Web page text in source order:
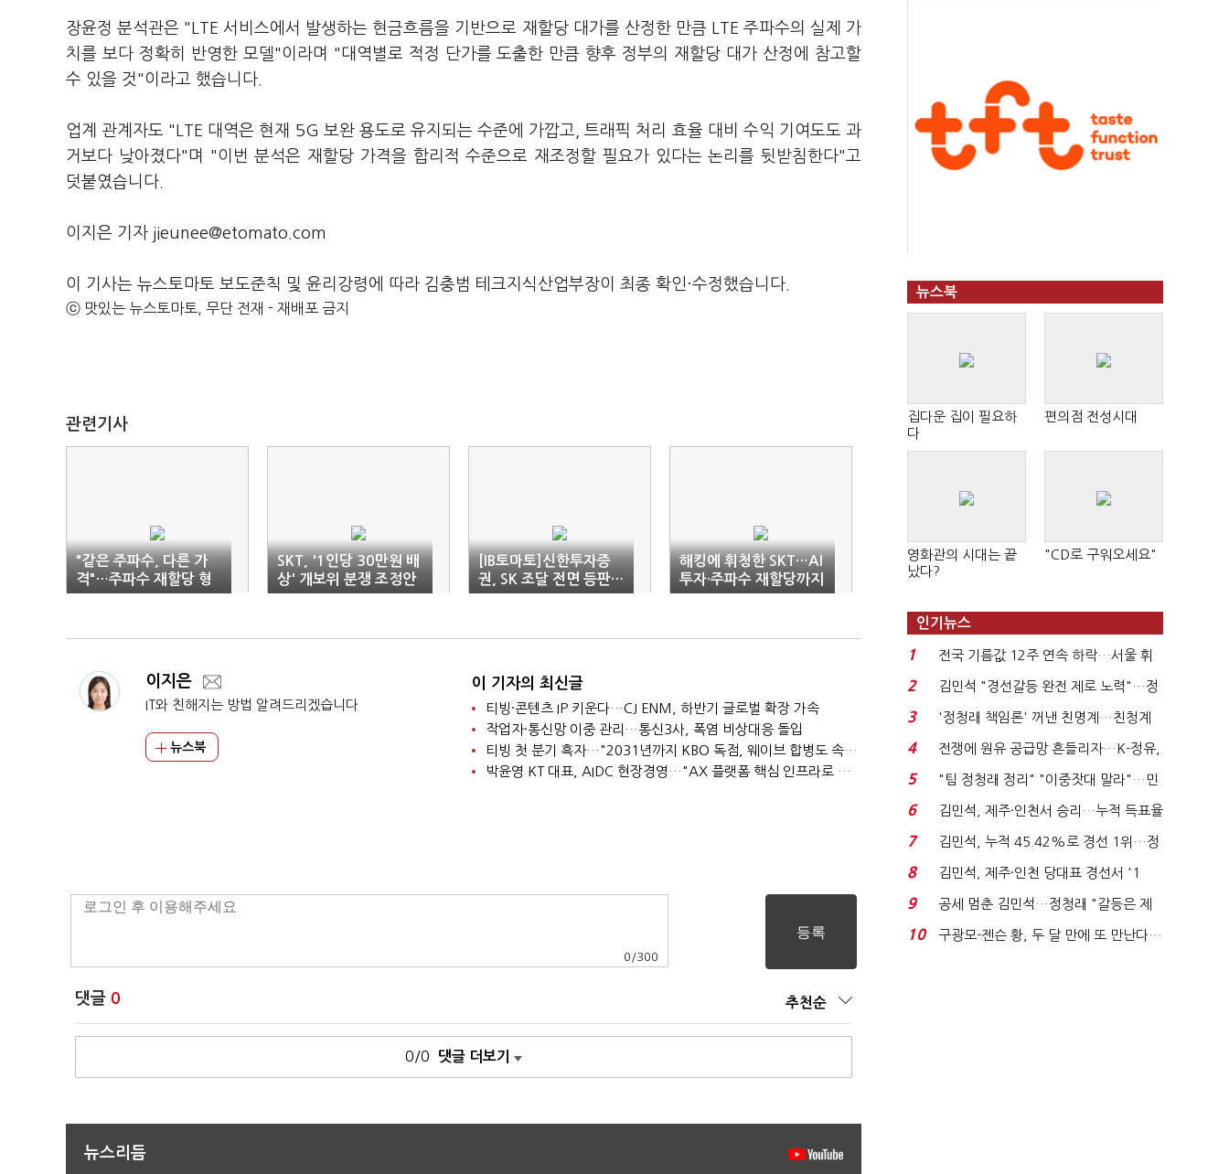
장윤정 분석관은 "LTE 서비스에서 발생하는 현금흐름을 기반으로 재할당 대가를 산정한 만큼 LTE 주파수의 실제 가
치를 보다 정확히 반영한 모델"이라며 "대역별로 적정 단가를 도출한 만큼 향후 정부의 재할당 대가 산정에 참고할
수 있을 것"이라고 했습니다.
업계 관계자도 "LTE 대역은 현재 5G 보완 용도로 유지되는 수준에 가깝고, 트래픽 처리 효율 대비 수익 기여도도 과
거보다 낮아졌다"며 "이번 분석은 재할당 가격을 합리적 수준으로 재조정할 필요가 있다는 논리를 뒷받침한다"고
덧붙였습니다.
이지은 기자 jieunee@etomato.com
이 기사는 뉴스토마토 보도준칙 및 윤리강령에 따라 김충범 테크지식산업부장이 최종 확인·수정했습니다.
ⓒ 맛있는 뉴스토마토, 무단 전재 - 재배포 금지
관련기사
"같은 주파수, 다른 가
격"…주파수 재할당 형
평성 논란
SKT, '1인당 30만원 배
상' 개보위 분쟁 조정안
거부
[IB토마토]신한투자증
권, SK 조달 전면 등판…
관계 강화 신호탄
해킹에 휘청한 SKT…AI
투자·주파수 재할당까지
'첩첩산중'
이지은
IT와 친해지는 방법 알려드리겠습니다
뉴스북
이 기자의 최신글
티빙·콘텐츠 IP 키운다…CJ ENM, 하반기 글로벌 확장 가속
작업자·통신망 이중 관리…통신3사, 폭염 비상대응 돌입
티빙 첫 분기 흑자…"2031년까지 KBO 독점, 웨이브 합병도 속도"
박윤영 KT 대표, AIDC 현장경영…"AX 플랫폼 핵심 인프라로 키운다"
0 /300
댓글 0 추천순
0/0 댓글 더보기
뉴스리듬
뉴스북
집다운 집이 필요하
다
편의점 전성시대
영화관의 시대는 끝
났다?
"CD로 구워오세요"
인기뉴스
1
전국 기름값 12주 연속 하락…서울 휘
발윳값 1909원...
2
김민석 "경선갈등 완전 제로 노력"…정
청래 "반명 공세 사...
3
'정청래 책임론' 꺼낸 친명계…친청계
는 추가투표 때리기...
4
전쟁에 원유 공급망 흔들리자…K-정유,
에너지안보 핵심...
5
"팀 정청래 정리" "이중잣대 말라"…민
주 최고위원 계파 다...
6
김민석, 제주·인천서 승리…누적 득표율
'1위 탈환'(종합)...
7
김민석, 누적 45.42%로 경선 1위…정
청래와 격차 0.86%p(...
8
김민석, 제주·인천 당대표 경선서 '1
위'(1보)...
9
공세 멈춘 김민석…정청래 "갈등은 제
가 수습"
10
구광모-젠슨 황, 두 달 만에 또 만난다…